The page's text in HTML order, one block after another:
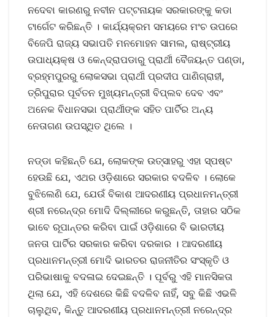
ନଦେବା କାରଣରୁ ନବୀନ ପଟ୍ଟନାୟକ ସରକାରଙ୍କୁ କଡା
ଟାର୍ଗେଟ କରିଛନ୍ତି । କାର୍ଯ୍ୟକ୍ରମ ସମୟରେ ମଂଚ ଉପରେ
ବିଜେପି ରାଜ୍ୟ ସଭାପତି ମନମୋହନ ସାମଲ, ରାଷ୍ଟ୍ରୀୟ
ଉପାଧ୍ୟକ୍ଷ ଓ କେନ୍ଦ୍ରାପଡାରୁ ପ୍ରାର୍ଥୀ ବୈଜୟନ୍ତ ପଣ୍ଡା,
ବ୍ରହ୍ମପୁରରୁ ଲୋକସଭା ପ୍ରାର୍ଥୀ ପ୍ରଦୀପ ପାଣିଗ୍ରାହୀ,
ତ୍ରିପୁରାର ପୂର୍ବତନ ମୁଖ୍ୟମନ୍ତ୍ରୀ ବିପ୍ଲବ ଦେବ ଏବଂ
ଅନେକ ବିଧାନସଭା ପ୍ରାର୍ଥୀଙ୍କ ସହିତ ପାର୍ଟିର ଅନ୍ୟ
ନେତାଗଣ ଉପସ୍ଥିତ ଥିଲେ ।
ନଡ୍ଡା କହିଛନ୍ତି ଯେ, ଲୋକଙ୍କ ଉତ୍ସାହରୁ ଏହା ସ୍ପଷ୍ଟ
ହେଉଛି ଯେ, ଏଥର ଓଡ଼ିଶାରେ ସରକାର ବଦଳିବ । ଲୋକେ
ବୁଝିଲେଣି ଯେ, ଯେଉଁ ବିକାଶ ଆଦରଣୀୟ ପ୍ରଧାନମନ୍ତ୍ରୀ
ଶ୍ରୀ ନରେନ୍ଦ୍ର ମୋଦି ଦିଲ୍ଲୀରେ କରୁଛନ୍ତି, ତାହାର ସଠିକ
ଭାବେ ରୂପାନ୍ତର କରିବା ପାଇଁ ଓଡ଼ିଶାରେ ବି ଭାରତୀୟ
ଜନତା ପାର୍ଟିର ସରକାର କରିବା ଦରକାର । ଆଦରଣୀୟ
ପ୍ରଧାନମନ୍ତ୍ରୀ ମୋଦି ଭାରତର ରାଜନୀତିର ସଂସ୍କୃତି ଓ
ପରିଭାଷାକୁ ବଦଳାଇ ଦେଇଛନ୍ତି । ପୂର୍ବରୁ ଏହି ମାନସିକତା
ଥିଲା ଯେ, ଏହି ଦେଶରେ କିଛି ବଦଳିବ ନାହିଁ, ସବୁ କିଛି ଏଭଳି
ଚାଲୁଥିବ, କିନ୍ତୁ ଆଦରଣୀୟ ପ୍ରଧାନମନ୍ତ୍ରୀ ନରେନ୍ଦ୍ର